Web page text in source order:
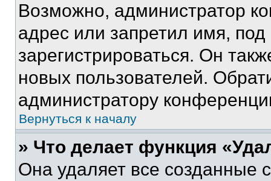
Возможно, администратор
адрес или запретил имя,
зарегистрироваться. Он
новых пользователей.
администратору
Вернуться к началу
» Что делает функция
Она удаляет все созданные